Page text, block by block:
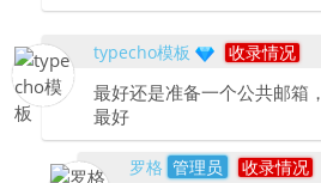
typecho模板 收录情况
最好还是准备一个公共邮箱
最好
罗格 管理员 收录情况